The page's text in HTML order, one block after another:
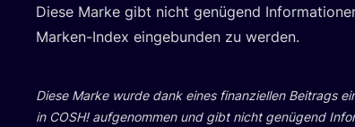
Die­se Mar­ke gibt nicht genü­gend
Mar­ken-Index ein­ge­bun­den zu werden.
Die­se Mar­ke wur­de dank eines finan­zi­el­len Bei­trags
in COSH! auf­ge­nom­men und gibt nicht genü­gend